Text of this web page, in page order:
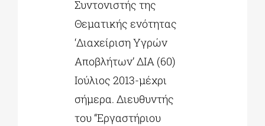
Συντονιστής της
Θεματικής ενότητας
‘Διαχείριση Υγρών
Αποβλήτων’ ΔΙΑ (60)
Ιούλιος 2013-μέχρι
σήμερα. Διευθυντής
του “Εργαστήριου